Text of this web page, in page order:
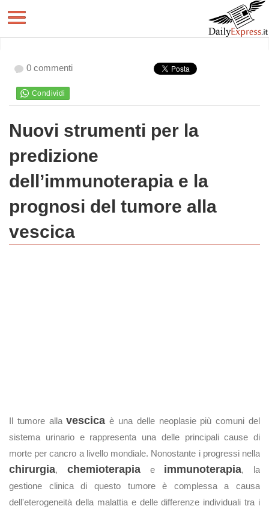
0 commenti
Nuovi strumenti per la
predizione
dell’immunoterapia e la
prognosi del tumore alla
vescica
Il tumore allavescica è una delle neoplasie più comuni del
sistema urinario e rappresenta una delle principali cause di
morte per cancro a livello mondiale. Nonostante i progressi nella
chirurgia, chemioterapiae immunoterapia, la
gestione clinica di questo tumore è complessa a causa
dell'eterogeneità della malattia e delle differenze individuali tra i